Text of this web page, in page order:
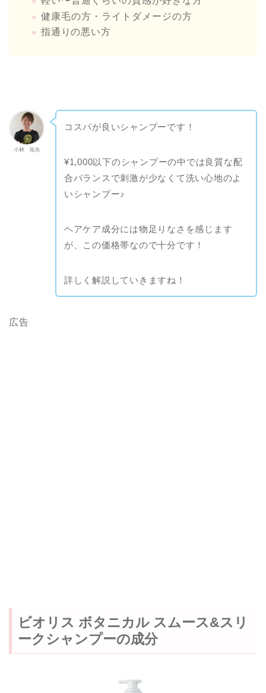
健康毛の方・ライトダメージの方
指通りの悪い方
小林 拓矢
コスパが良いシャンプーです！
¥1,000以下のシャンプーの中では良質な配
合バランスで刺激が少なくて洗い心地のよ
いシャンプー♪
ヘアケア成分には物足りなさを感じます
が、この価格帯なので十分です！
詳しく解説していきますね！
広告
ビオリス ボタニカル スムース&スリ
ークシャンプーの成分